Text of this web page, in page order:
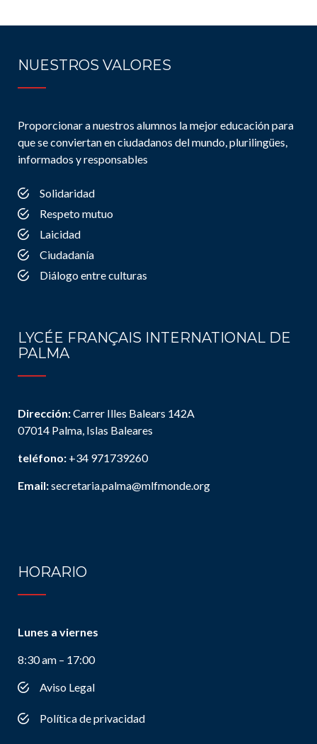
NUESTROS VALORES
Proporcionar a nuestros alumnos la mejor educación para
que se conviertan en ciudadanos del mundo, plurilingües,
informados y responsables
Solidaridad
Respeto mutuo
Laicidad
Ciudadanía
Diálogo entre culturas
LYCÉE FRANÇAIS INTERNATIONAL DE
PALMA
Dirección:Carrer Illes Balears 142A
07014 Palma, Islas Baleares
teléfono: +34 971739260
Email:secretaria.palma@mlfmonde.org
HORARIO
Lunes a viernes
8:30 am – 17:00
Aviso Legal
Política de privacidad